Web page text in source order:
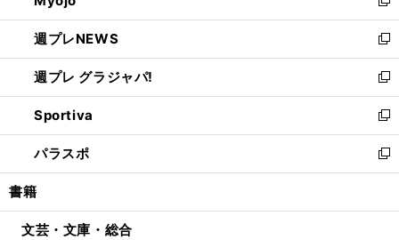
開
く
ウ
で
開
く
ン
ド
ウ
で
開
く
新
し
い
ウ
ィ
ン
ド
ウ
で
開
週プレNEWS
新
し
い
ウ
ィ
ン
ド
ウ
開
週プレ グラジャパ!
新
し
い
ウ
ィ
ン
ウ
Sportiva
新
し
い
ウ
ン
パラスポ
新
し
ウ
書籍
文芸・文庫・総合